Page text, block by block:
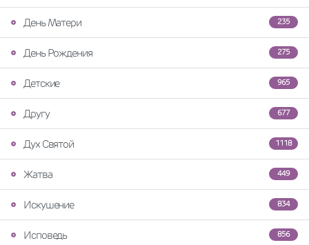
235
День Матери
275
День Рождения
965
Детские
677
Другу
1118
Дух Святой
449
Жатва
834
Искушение
856
Исповедь